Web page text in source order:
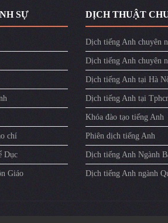
SỰ
chí
Dục
Giáo
DỊCH THUẬT
Dịch tiếng Anh chuyên
Dịch tiếng Anh chuyên
Dịch tiếng Anh tại Hà
Dịch tiếng Anh tại
Khóa đào tạo tiếng Anh
Phiên dịch tiếng Anh
Dịch tiếng Anh Ngành
Dịch tiếng Anh ngành